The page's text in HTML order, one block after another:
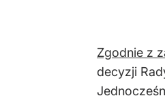
Zgodnie z
decyzji